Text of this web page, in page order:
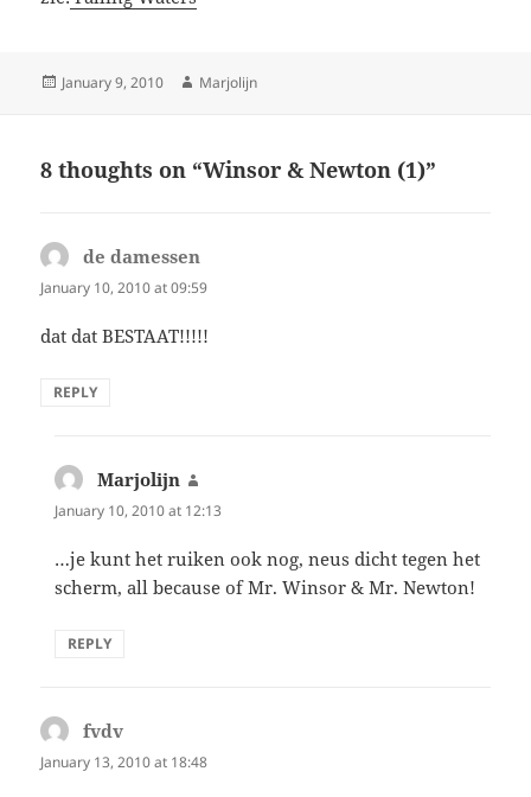
Posted
January 9, 2010 Author
Marjolijn
8 thoughts on “Winsor & Newton (1)”
de damessen
January 10, 2010 at 09:59
dat dat BESTAAT!!!!!
REPLY
Marjolijn
January 10, 2010 at 12:13
…je kunt het ruiken ook nog, neus dicht tegen het
scherm, all because of Mr. Winsor & Mr. Newton!
REPLY
fvdv
January 13, 2010 at 18:48